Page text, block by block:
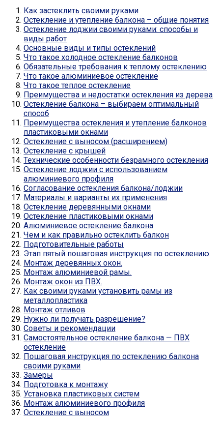
Как застеклить своими руками
Остекление и утепление балкона – общие понятия
Остекление лоджии своими руками: способы и
виды работ
Основные виды и типы остеклений
Что такое холодное остекление балконов
Обязательные требования к теплому остеклению
Что такое алюминиевое остекление
Что такое теплое остекление
Преимущества и недостатки остекления из дерева
Остекление балкона – выбираем оптимальный
способ
Преимущества остекления и утепление балконов
пластиковыми окнами
Остекление с выносом (расширением)
Остекление с крышей
Технические особенности безрамного остекления
Остекление лоджии с использованием
алюминиевого профиля
Согласование остекления балкона/лоджии
Материалы и варианты их применения
Остекление деревянными окнами
Остекление пластиковыми окнами
Алюминиевое остекление балкона
Чем и как правильно остеклить балкон
Подготовительные работы
Этап пятый пошаговая инструкция по остеклению.
Монтаж деревянных окон.
Монтаж алюминиевой рамы.
Монтаж окон из ПВХ.
Как своими руками установить рамы из
металлопластика
Монтаж отливов
Нужно ли получать разрешение?
Советы и рекомендации
Самостоятельное остекление балкона — ПВХ
остекление
Пошаговая инструкция по остеклению балкона
своими руками
Замеры
Подготовка к монтажу
Установка пластиковых систем
Монтаж алюминиевого профиля
Остекление с выносом